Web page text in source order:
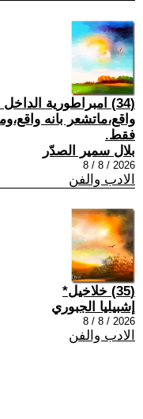
واقع،ماتشعر بانه
فقط.
بلال سمير الصدّر
2026 / 8 / 8
الادب والفن
(35) خلاخيل*
إشبيليا الجبوري
2026 / 8 / 8
الادب والفن